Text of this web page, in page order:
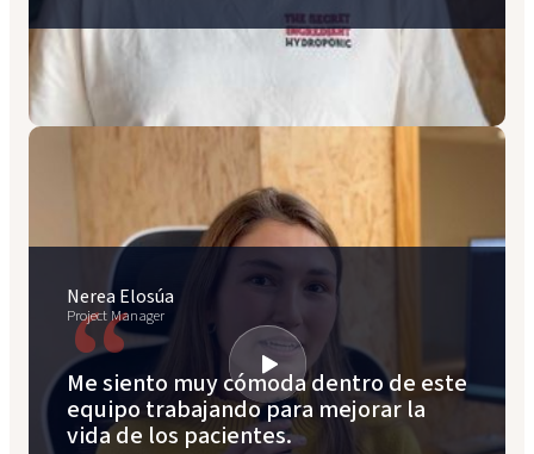
Nerea Elosúa
Project Manager
“
Me siento muy cómoda dentro de este
equipo trabajando para mejorar la
vida de los pacientes.